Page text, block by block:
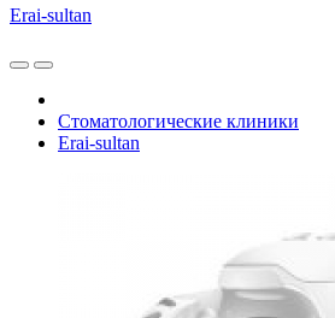
Erai-sultan
Стоматологические клиники
Erai-sultan